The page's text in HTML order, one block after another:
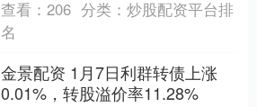
查看： 206 分类： 炒股配资平台排
名
金景配资 1月7日利群转债上涨
0.01%，转股溢价率11.28%